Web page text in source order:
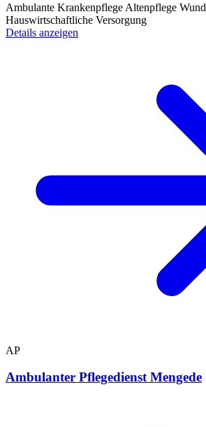
Ambulante Krankenpflege Altenpflege
Hauswirtschaftliche Versorgung
Details anzeigen
AP
Ambulanter Pflegedienst Mengede